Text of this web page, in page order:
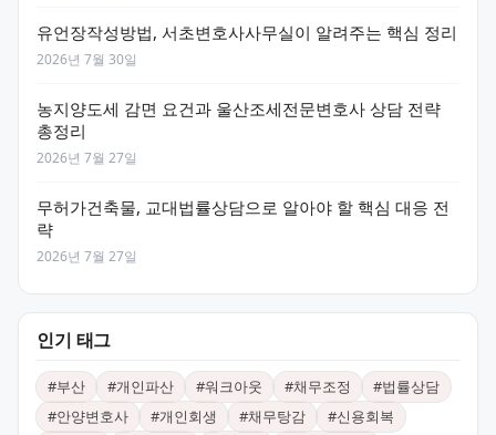
유언장작성방법, 서초변호사사무실이 알려주는 핵심 정리
2026년 7월 30일
농지양도세 감면 요건과 울산조세전문변호사 상담 전략
총정리
2026년 7월 27일
무허가건축물, 교대법률상담으로 알아야 할 핵심 대응 전
략
2026년 7월 27일
인기 태그
#부산 #개인파산 #워크아웃 #채무조정 #법률상담
#안양변호사 #개인회생 #채무탕감 #신용회복